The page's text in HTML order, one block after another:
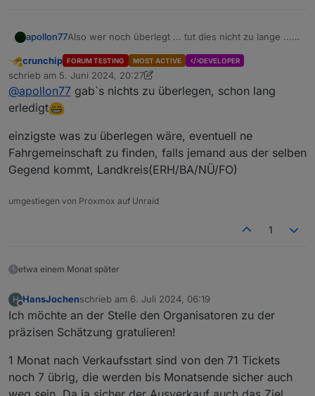
apollon77Also wer noch überlegt ... tut dies nicht zu lange ...
Abwesend
crunchip FORUM TESTING MOST ACTIVE DEVELOPER
schrieb am 5. Juni 2024, 20:27
zuletzt editiert von crunchip6. Mai 2024, 22:31
@apollon77 gab`s nichts zu überlegen, schon lang
erledigt
einzigste was zu überlegen wäre, eventuell ne
Fahrgemeinschaft zu finden, falls jemand aus der selben
Gegend kommt, Landkreis(ERH/BA/NÜ/FO)
umgestiegen von Proxmox auf Unraid
1
etwa einem Monat später
H
Offline
HansJochenschrieb am 6. Juli 2024, 06:19
zuletzt editiert von
Ich möchte an der Stelle den Organisatoren zu der
präzisen Schätzung gratulieren!
1 Monat nach Verkaufsstart sind von den 71 Tickets
noch 7 übrig, die werden bis Monatsende sicher auch